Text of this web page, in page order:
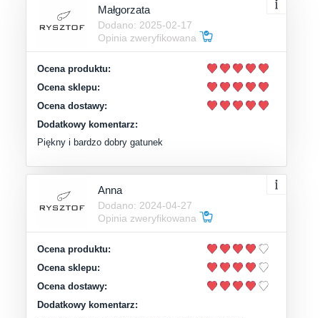
Małgorzata
Dodano: 2025-02-17
Opinia zweryfikowana
Ocena produktu:
Ocena sklepu:
Ocena dostawy:
Dodatkowy komentarz:
Piękny i bardzo dobry gatunek
Anna
Dodano: 2024-04-27
Opinia zweryfikowana
Ocena produktu:
Ocena sklepu:
Ocena dostawy:
Dodatkowy komentarz: